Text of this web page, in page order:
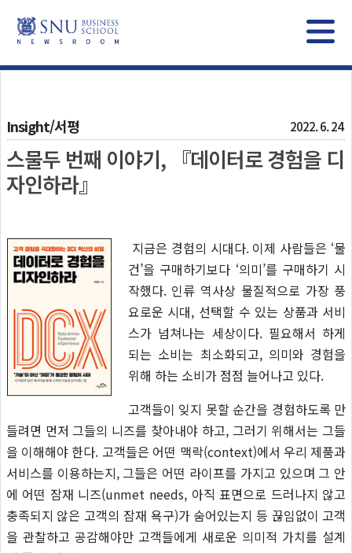
Insight/서평 2022. 6. 24
스물두 번째 이야기, 『데이터로 경험을 디
자인하라』
지금은 경험의 시대다. 이제 사람들은 ‘물
건’을 구매하기보다 ‘의미’를 구매하기 시
작했다. 인류 역사상 물질적으로 가장 풍
요로운 시대, 선택할 수 있는 상품과 서비
스가 넘쳐나는 세상이다. 필요해서 하게
되는 소비는 최소화되고, 의미와 경험을
위해 하는 소비가 점점 늘어나고 있다.
고객들이 잊지 못할 순간을 경험하도록 만
들려면 먼저 그들의 니즈를 찾아내야 하고, 그러기 위해서는 그들
을 이해해야 한다. 고객들은 어떤 맥락(context)에서 우리 제품과
서비스를 이용하는지, 그들은 어떤 라이프를 가지고 있으며 그 안
에 어떤 잠재 니즈(unmet needs, 아직 표면으로 드러나지 않고
충족되지 않은 고객의 잠재 욕구)가 숨어있는지 등 끊임없이 고객
을 관찰하고 공감해야만 고객들에게 새로운 의미적 가치를 설계